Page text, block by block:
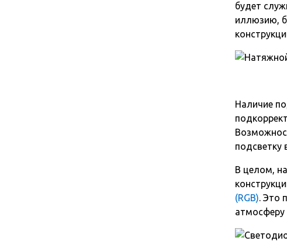
будет
иллюзию,
Наличие
подсветку
В целом,
(RGB). Это